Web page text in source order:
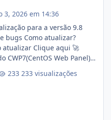
3, 2026 em 14:36
atualizar?
Clique aqui 🚀
o isistem:
233 visualizações